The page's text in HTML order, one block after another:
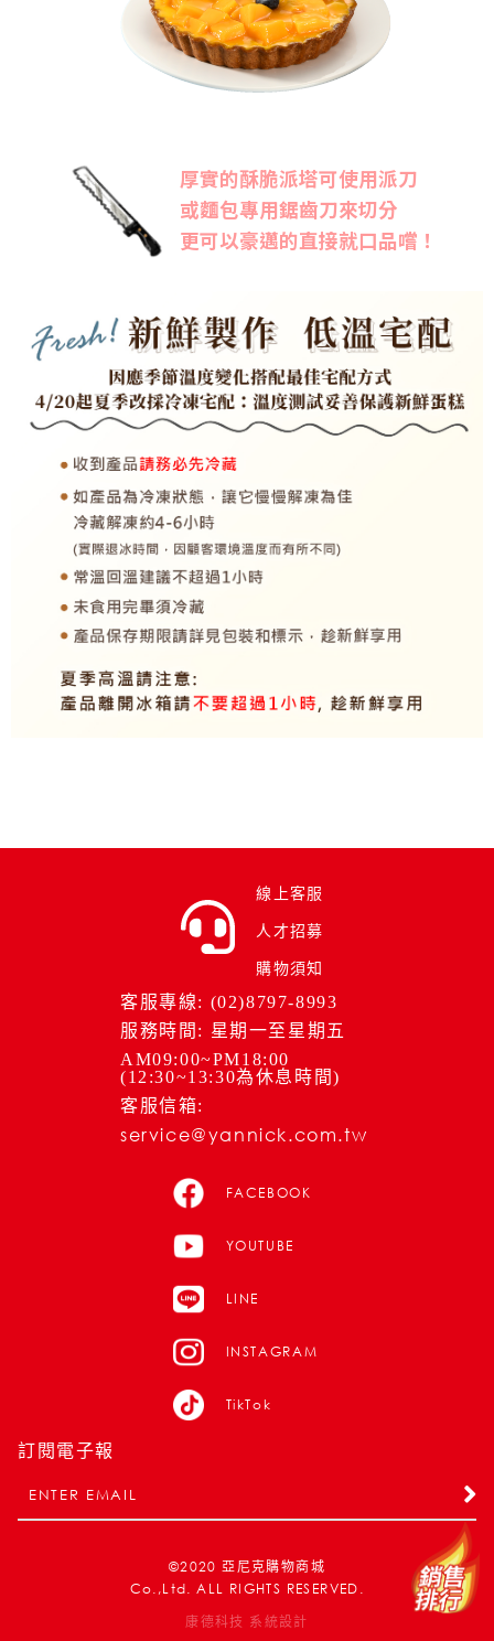
厚實的酥脆派塔可使用派刀
或麵包專用鋸齒刀來切分
更可以豪邁的直接就口品嚐！
線上客服
人才招募
購物須知
客服專線: (02)8797-8993
服務時間: 星期一至星期五
AM09:00~PM18:00
(12:30~13:30為休息時間)
客服信箱:
service@yannick.com.tw
FACEBOOK
YOUTUBE
LINE
INSTAGRAM
TikTok
訂閱電子報
©2020 亞尼克購物商城
Co.,Ltd. ALL RIGHTS RESERVED.
康德科技 系統設計